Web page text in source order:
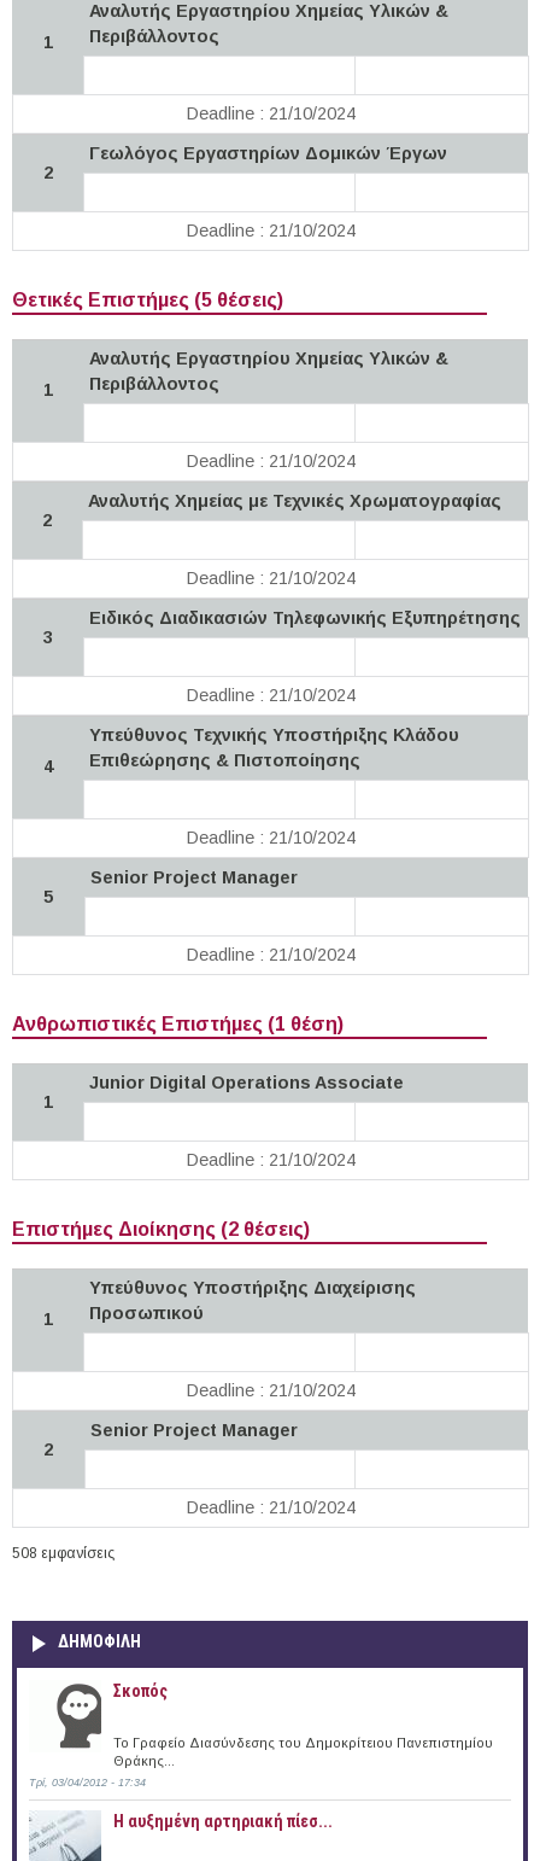
1
Αναλυτής Εργαστηρίου Χημείας Υλικών &
Περιβάλλοντος
Deadline : 21/10/2024
2
Γεωλόγος Εργαστηρίων Δομικών Έργων
Deadline : 21/10/2024
Θετικές Επιστήμες (5 θέσεις)
1
Αναλυτής Εργαστηρίου Χημείας Υλικών &
Περιβάλλοντος
Deadline : 21/10/2024
2
Αναλυτής Χημείας με Τεχνικές Χρωματογραφίας
Deadline : 21/10/2024
3
Ειδικός Διαδικασιών Τηλεφωνικής Εξυπηρέτησης
Deadline : 21/10/2024
4
Υπεύθυνος Τεχνικής Υποστήριξης Κλάδου
Επιθεώρησης & Πιστοποίησης
Deadline : 21/10/2024
5
Senior Project Manager
Deadline : 21/10/2024
Ανθρωπιστικές Επιστήμες (1 θέση)
1
Junior Digital Operations Associate
Deadline : 21/10/2024
Επιστήμες Διοίκησης (2 θέσεις)
1
Υπεύθυνος Υποστήριξης Διαχείρισης
Προσωπικού
Deadline : 21/10/2024
2
Senior Project Manager
Deadline : 21/10/2024
508 εμφανίσεις
ΔΗΜΟΦΙΛΗ
Σκοπός
Το Γραφείο Διασύνδεσης του Δημοκρίτειου Πανεπιστημίου
Θράκης...
Τρί, 03/04/2012 - 17:34
Η αυξημένη αρτηριακή πίεσ...